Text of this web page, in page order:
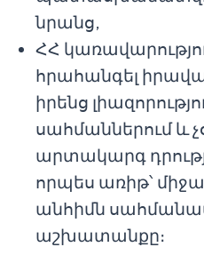
նրանց,
ՀՀ
հրահանգել
իրենց
սահմաններում և
արտակարգ
որպես առիթ՝
անհիմն
աշխատանքը։